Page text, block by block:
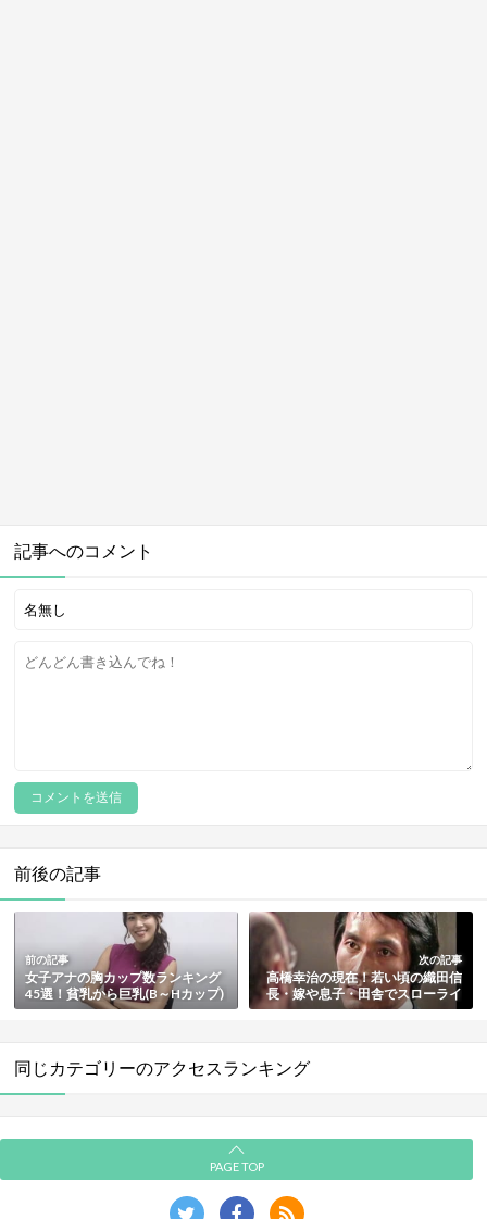
記事へのコメント
前後の記事
前の記事
女子アナの胸カップ数ランキング
45選！貧乳から巨乳(B～Hカップ)
まで総まとめ【最新版】
次の記事
高橋幸治の現在！若い頃の織田信
長・嫁や息子・田舎でスローライ
フの噂まとめ
同じカテゴリーのアクセスランキング
PAGE TOP